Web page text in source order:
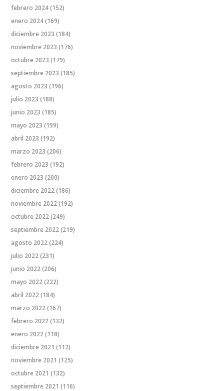
febrero 2024(152)
enero 2024(169)
diciembre 2023 (184)
noviembre 2023 (176)
octubre 2023 (179)
septiembre 2023 (185)
agosto 2023 (196)
julio 2023 (188)
junio 2023 (185)
mayo 2023 (199)
abril 2023 (192)
marzo 2023 (206)
febrero 2023 (192)
enero 2023 (200)
diciembre 2022(186)
noviembre 2022(192)
octubre 2022(249)
septiembre 2022(219)
agosto 2022(224)
julio 2022(231)
junio 2022(206)
mayo 2022(222)
abril 2022(184)
marzo 2022(167)
febrero 2022(132)
enero 2022(118)
diciembre 2021 (112)
noviembre 2021 (125)
octubre 2021 (132)
septiembre 2021 (116)